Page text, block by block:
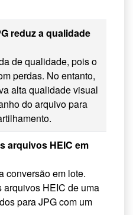
reduz a qualidade
de qualidade, pois o
perdas. No entanto,
alta qualidade visual
do arquivo para
arquivos HEIC em
conversão em lote.
HEIC de uma
para JPG com um